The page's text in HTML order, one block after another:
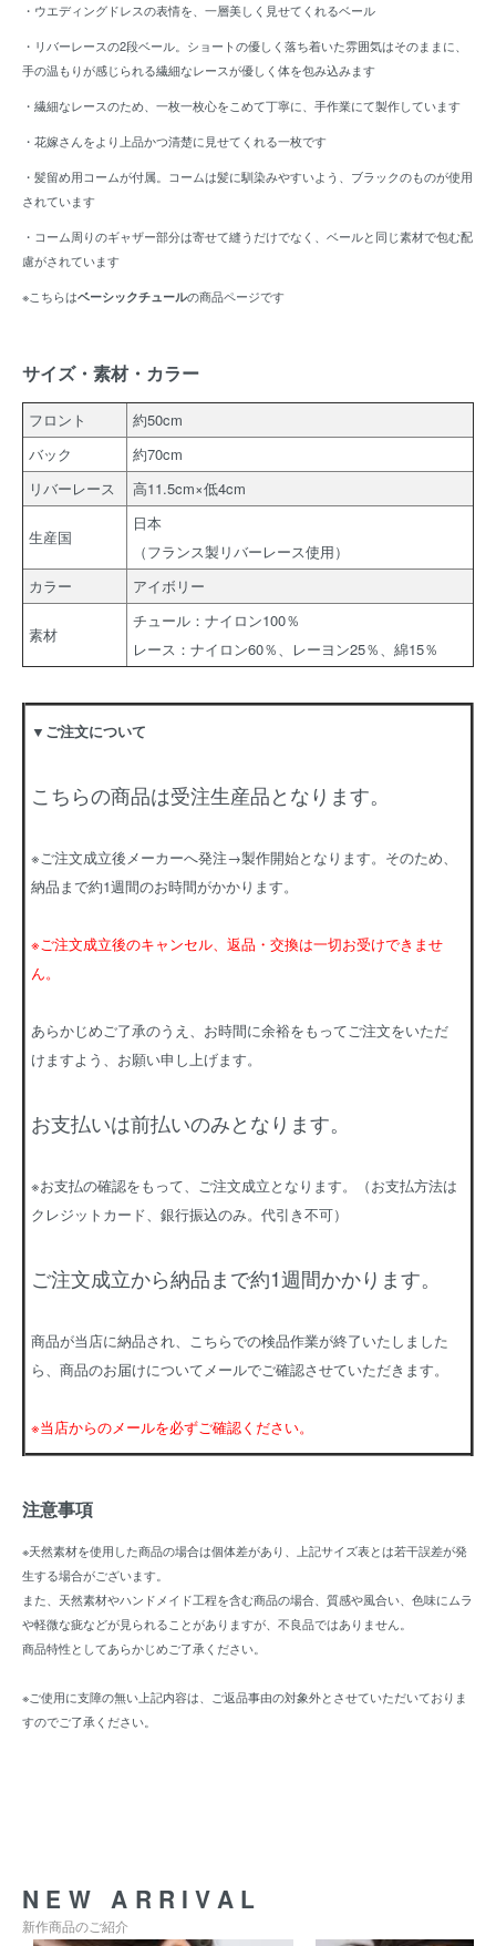
・ウエディングドレスの表情を、一層美しく見せてくれるベール
・リバーレースの2段ベール。ショートの優しく落ち着いた雰囲気はそのままに、
手の温もりが感じられる繊細なレースが優しく体を包み込みます
・繊細なレースのため、一枚一枚心をこめて丁寧に、手作業にて製作しています
・花嫁さんをより上品かつ清楚に見せてくれる一枚です
・髪留め用コームが付属。コームは髪に馴染みやすいよう、ブラックのものが使用
されています
・コーム周りのギャザー部分は寄せて縫うだけでなく、ベールと同じ素材で包む配
慮がされています
※こちらはベーシックチュールの商品ページです
サイズ・素材・カラー
フロント
約50cm
バック
約70cm
リバーレース
高11.5cm×低4cm
生産国
日本
（フランス製リバーレース使用）
カラー
アイボリー
素材
チュール：ナイロン100％
レース：ナイロン60％、レーヨン25％、綿15％
▼ご注文について
こちらの商品は受注生産品となります。
※ご注文成立後メーカーへ発注→製作開始となります。そのため、
納品まで約1週間のお時間がかかります。
※ご注文成立後のキャンセル、返品・交換は一切お受けできませ
ん。
あらかじめご了承のうえ、お時間に余裕をもってご注文をいただ
けますよう、お願い申し上げます。
お支払いは前払いのみとなります。
※お支払の確認をもって、ご注文成立となります。（お支払方法は
クレジットカード、銀行振込のみ。代引き不可）
ご注文成立から納品まで約1週間かかります。
商品が当店に納品され、こちらでの検品作業が終了いたしました
ら、商品のお届けについてメールでご確認させていただきます。
※当店からのメールを必ずご確認ください。
注意事項
※天然素材を使用した商品の場合は個体差があり、上記サイズ表とは若干誤差が発
生する場合がございます。
また、天然素材やハンドメイド工程を含む商品の場合、質感や風合い、色味にムラ
や軽微な疵などが見られることがありますが、不良品ではありません。
商品特性としてあらかじめご了承ください。
※ご使用に支障の無い上記内容は、ご返品事由の対象外とさせていただいておりま
すのでご了承ください。
NEW ARRIVAL
新作商品のご紹介